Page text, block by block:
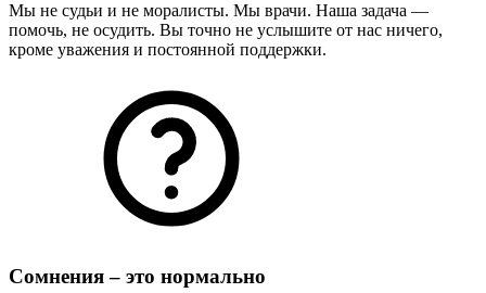
Мы не судьи и не моралисты. Мы врачи. Наша задача —
помочь, не осудить. Вы точно не услышите от нас ничего,
кроме уважения и постоянной поддержки.
Сомнения – это нормально